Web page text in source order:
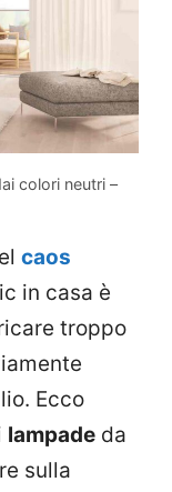
colori neutri –
caos
in casa è
troppo
Ecco
lampade da
sulla